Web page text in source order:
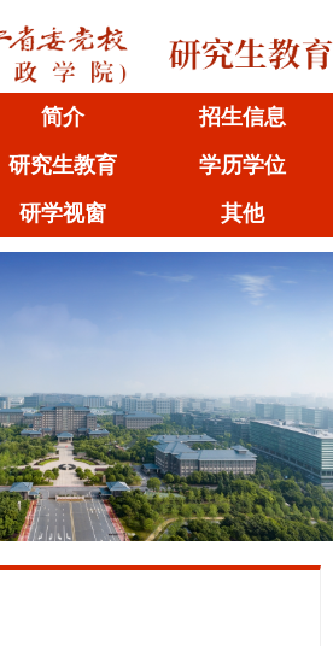
简介
招生信息
研究生教育
学历学位
研学视窗
其他